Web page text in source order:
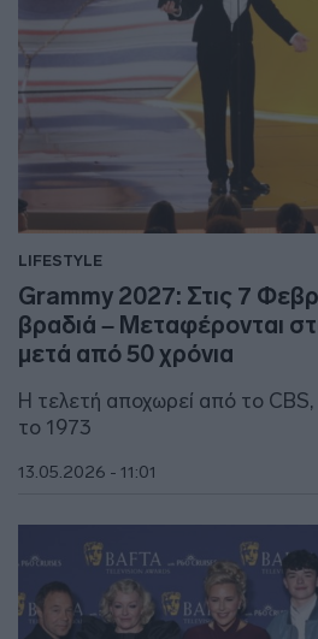
LIFESTYLE
Grammy 2027: Στις 7
βραδιά – Μεταφέρονται
μετά από 50 χρόνια
H τελετή αποχωρεί από το
το 1973
13.05.2026 - 11:01